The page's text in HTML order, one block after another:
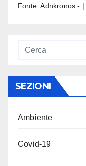
Fonte: Adnkronos -
SEZIONI
Ambiente
Covid-19